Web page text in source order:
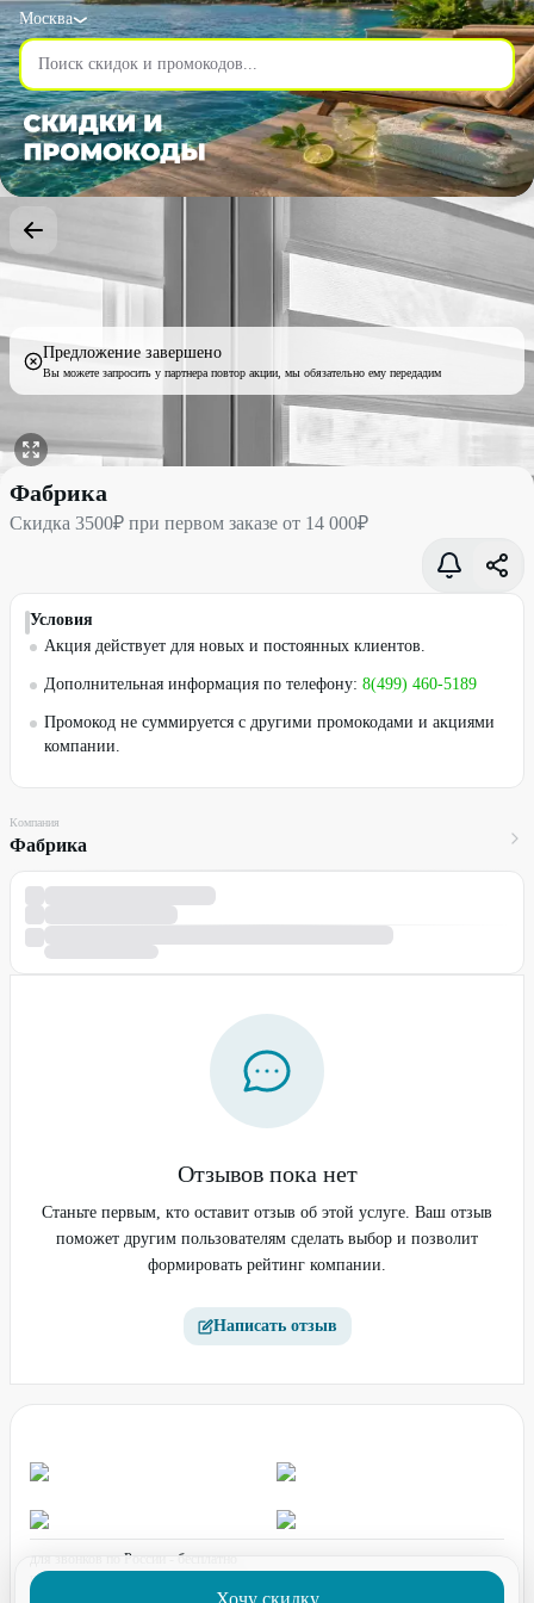
Москва
Предложение завершено
Вы можете запросить у партнера повтор акции, мы обязательно ему передадим
Скидка 3500₽ при первом заказе от 14 000₽ со скидкой до
Фабрика
Скидка 3500₽ при первом заказе от 14 000₽
Условия
Акция действует для новых и постоянных клиентов.
Дополнительная информация по телефону: 8(499) 460-5189
Промокод не суммируется с другими промокодами и акциями
компании.
Хочу скидку
Компания
Фабрика
Отзывов пока нет
Станьте первым, кто оставит отзыв об этой услуге. Ваш отзыв
поможет другим пользователям сделать выбор и позволит
формировать рейтинг компании.
Написать отзыв
для звонков по России - бесплатно
график работы:
ПН-ПТ с 08:00 до 17:00 (по МСК)